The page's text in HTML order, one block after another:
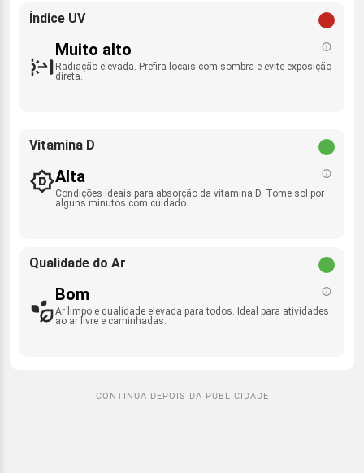
Índice UV
Muito alto
Radiação elevada. Prefira locais com sombra e evite exposição
direta.
Vitamina D
Alta
Condições ideais para absorção da vitamina D. Tome sol por
alguns minutos com cuidado.
Qualidade do Ar
Bom
Ar limpo e qualidade elevada para todos. Ideal para atividades
ao ar livre e caminhadas.